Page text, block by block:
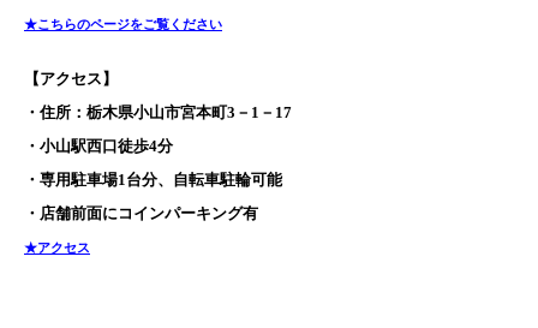
★こちらのページをご覧ください
【アクセス】
・住所：栃木県小山市宮本町3－1－17
・小山駅西口徒歩4分
・専用駐車場1台分、自転車駐輪可能
・店舗前面にコインパーキング有
★アクセス